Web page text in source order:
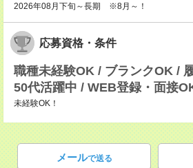
2026年08月下旬～長期 ※8月～！
応募資格・条件
職種未経験OK / ブランクOK /
50代活躍中 / WEB登録・面接
未経験OK！
メールで送る